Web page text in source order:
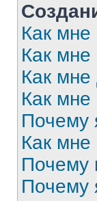
Как
Как мне
Как
Как мне
Почему
Как мне
Почему
Почему